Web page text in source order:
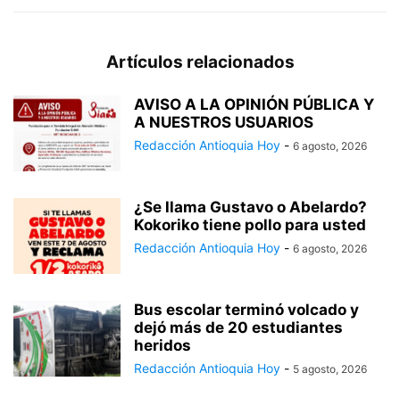
Artículos relacionados
AVISO A LA OPINIÓN PÚBLICA Y
A NUESTROS USUARIOS
Redacción Antioquia Hoy - 6 agosto, 2026
¿Se llama Gustavo o Abelardo?
Kokoriko tiene pollo para usted
Redacción Antioquia Hoy - 6 agosto, 2026
Bus escolar terminó volcado y
dejó más de 20 estudiantes
heridos
Redacción Antioquia Hoy - 5 agosto, 2026